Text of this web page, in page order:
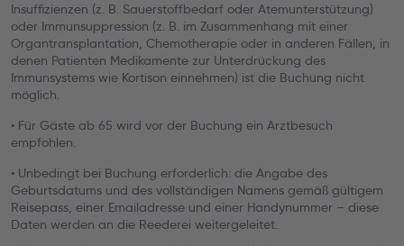
Insuffizienzen (z. B. Sauerstoffbedarf oder Atemunterstützung)
oder Immunsuppression (z. B. im Zusammenhang mit einer
Organtransplantation, Chemotherapie oder in anderen Fällen, in
denen Patienten Medikamente zur Unterdrückung des
Immunsystems wie Kortison einnehmen) ist die Buchung nicht
möglich.
• Für Gäste ab 65 wird vor der Buchung ein Arztbesuch
empfohlen.
• Unbedingt bei Buchung erforderlich: die Angabe des
Geburtsdatums und des vollständigen Namens gemäß gültigem
Reisepass, einer Emailadresse und einer Handynummer – diese
Daten werden an die Reederei weitergeleitet.